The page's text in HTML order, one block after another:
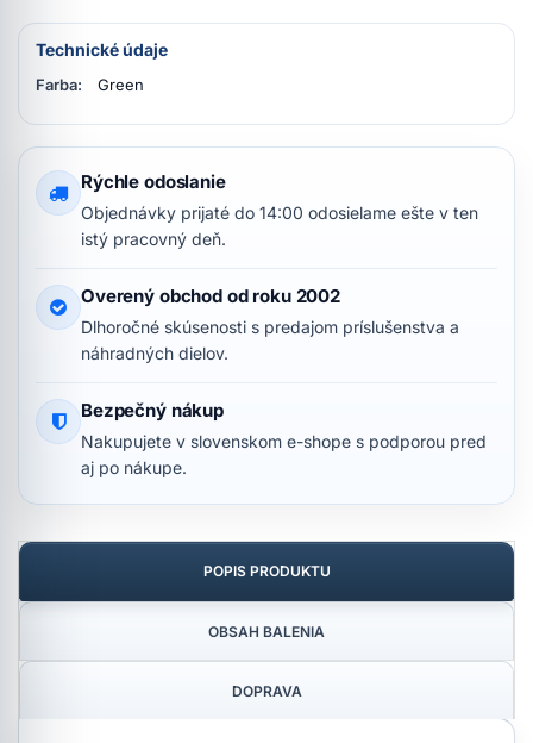
Technické údaje
Farba: Green
Rýchle odoslanie
Objednávky prijaté do 14:00 odosielame ešte v ten
istý pracovný deň.
Overený obchod od roku 2002
Dlhoročné skúsenosti s predajom príslušenstva a
náhradných dielov.
Bezpečný nákup
Nakupujete v slovenskom e-shope s podporou pred
aj po nákupe.
POPIS PRODUKTU
OBSAH BALENIA
DOPRAVA